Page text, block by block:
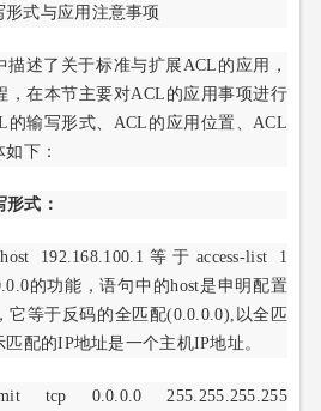
式与应用注意事项
述了关于标准与扩展ACL的应用，
，在本节主要对ACL的应用事项进行
的输写形式、ACL的应用位置、ACL
下：
式：
192.168.100.1等于access-list 1
的功能，语句中的host是申明配置
它等于反码的全匹配(0.0.0.0),以全匹
配的IP地址是一个主机IP地址。
tcp 0.0.0.0 255.255.255.255